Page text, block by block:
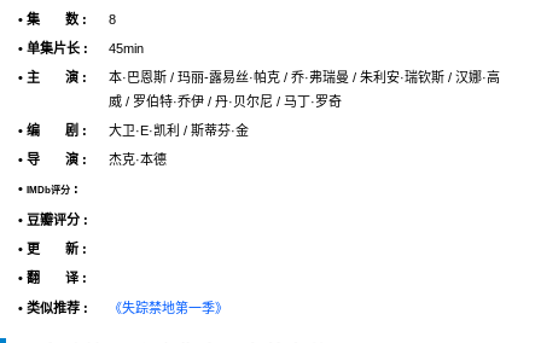
• 集 数 :
8
• 单集片长 :
45min
• 主 演 :
本·巴恩斯 / 玛丽-露易丝·帕克 / 乔·弗瑞曼 / 朱利安·瑞钦斯 / 汉娜·高
威 / 罗伯特·乔伊 / 丹·贝尔尼 / 马丁·罗奇
• 编 剧 :
大卫·E·凯利 / 斯蒂芬·金
• 导 演 :
杰克·本德
•
IMDb评分 :
• 豆瓣评分 :
• 更 新 :
• 翻 译 :
• 类似推荐 : 《失踪禁地第一季》